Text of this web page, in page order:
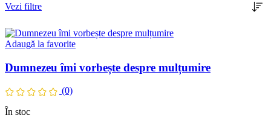
Vezi filtre
Adaugă la favorite
Dumnezeu îmi vorbește despre mulțumire
(0)
În stoc